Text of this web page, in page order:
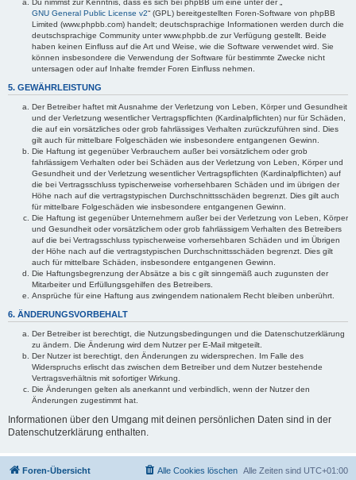
Du nimmst zur Kenntnis, dass es sich bei phpBB um eine unter der „
GNU General Public License v2“ (GPL) bereitgestellten Foren-Software von phpBB
Limited (www.phpbb.com) handelt; deutschsprachige Informationen werden durch die
deutschsprachige Community unter www.phpbb.de zur Verfügung gestellt. Beide
haben keinen Einfluss auf die Art und Weise, wie die Software verwendet wird. Sie
können insbesondere die Verwendung der Software für bestimmte Zwecke nicht
untersagen oder auf Inhalte fremder Foren Einfluss nehmen.
5. GEWÄHRLEISTUNG
Der Betreiber haftet mit Ausnahme der Verletzung von Leben, Körper und Gesundheit
und der Verletzung wesentlicher Vertragspflichten (Kardinalpflichten) nur für Schäden,
die auf ein vorsätzliches oder grob fahrlässiges Verhalten zurückzuführen sind. Dies
gilt auch für mittelbare Folgeschäden wie insbesondere entgangenen Gewinn.
Die Haftung ist gegenüber Verbrauchern außer bei vorsätzlichem oder grob
fahrlässigem Verhalten oder bei Schäden aus der Verletzung von Leben, Körper und
Gesundheit und der Verletzung wesentlicher Vertragspflichten (Kardinalpflichten) auf
die bei Vertragsschluss typischerweise vorhersehbaren Schäden und im übrigen der
Höhe nach auf die vertragstypischen Durchschnittsschäden begrenzt. Dies gilt auch
für mittelbare Folgeschäden wie insbesondere entgangenen Gewinn.
Die Haftung ist gegenüber Unternehmern außer bei der Verletzung von Leben, Körper
und Gesundheit oder vorsätzlichem oder grob fahrlässigem Verhalten des Betreibers
auf die bei Vertragsschluss typischerweise vorhersehbaren Schäden und im Übrigen
der Höhe nach auf die vertragstypischen Durchschnittsschäden begrenzt. Dies gilt
auch für mittelbare Schäden, insbesondere entgangenen Gewinn.
Die Haftungsbegrenzung der Absätze a bis c gilt sinngemäß auch zugunsten der
Mitarbeiter und Erfüllungsgehilfen des Betreibers.
Ansprüche für eine Haftung aus zwingendem nationalem Recht bleiben unberührt.
6. ÄNDERUNGSVORBEHALT
Der Betreiber ist berechtigt, die Nutzungsbedingungen und die Datenschutzerklärung
zu ändern. Die Änderung wird dem Nutzer per E-Mail mitgeteilt.
Der Nutzer ist berechtigt, den Änderungen zu widersprechen. Im Falle des
Widerspruchs erlischt das zwischen dem Betreiber und dem Nutzer bestehende
Vertragsverhältnis mit sofortiger Wirkung.
Die Änderungen gelten als anerkannt und verbindlich, wenn der Nutzer den
Änderungen zugestimmt hat.
Informationen über den Umgang mit deinen persönlichen Daten sind in der
Datenschutzerklärung enthalten.
Foren-Übersicht Alle Zeiten sind UTC+01:00
Alle Cookies löschen